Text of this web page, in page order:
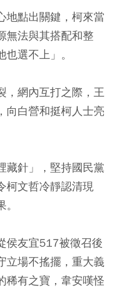
地點出關鍵，柯來當
無法與其搭配和整
選不上」。
，網內互打之際，王
向白營和挺柯人士亮
藏針」，堅持國民黨
柯文哲冷靜認清現
侯友宜517被徵召後
立場不搖擺，重大義
稀有之寶，韋安嘆怪